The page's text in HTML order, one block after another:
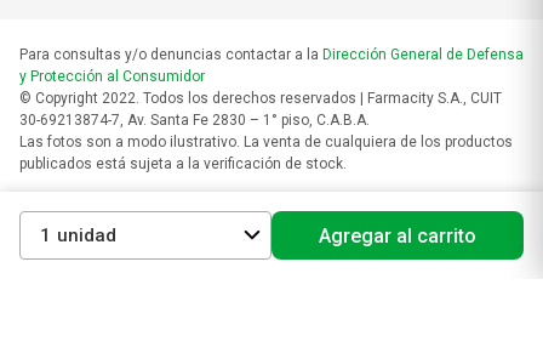
1 Agregar al carrito
Para consultas y/o denuncias contactar a la Dirección General de Defensa
y Protección al Consumidor
© Copyright 2022. Todos los derechos reservados | Farmacity S.A., CUIT
30-69213874-7, Av. Santa Fe 2830 – 1° piso, C.A.B.A.
Las fotos son a modo ilustrativo. La venta de cualquiera de los productos
publicados está sujeta a la verificación de stock.